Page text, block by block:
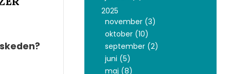
2025
november (3)
oktober (10)
september (2)
juni (5)
maj (8)